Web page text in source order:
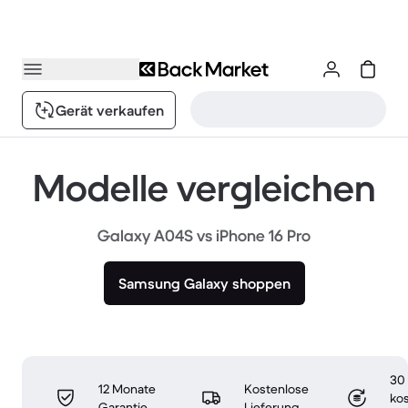
Gerät verkaufen
Modelle vergleichen
Galaxy A04S vs iPhone 16 Pro
Samsung Galaxy shoppen
12 Monate
Kostenlose
30